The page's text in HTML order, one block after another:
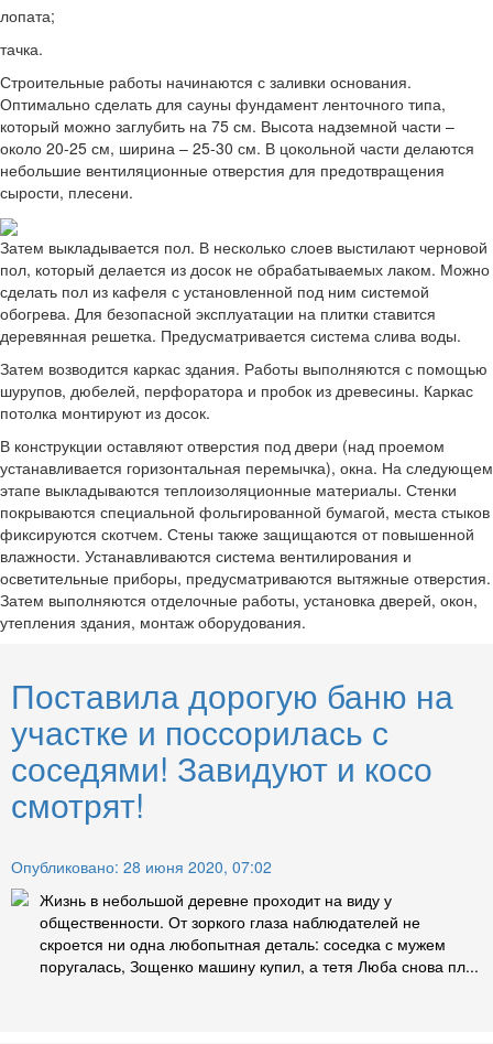
лопата;
тачка.
Строительные работы начинаются с заливки основания.
Оптимально сделать для сауны фундамент ленточного типа,
который можно заглубить на 75 см. Высота надземной части –
около 20-25 см, ширина – 25-30 см. В цокольной части делаются
небольшие вентиляционные отверстия для предотвращения
сырости, плесени.
Затем выкладывается пол. В несколько слоев выстилают черновой
пол, который делается из досок не обрабатываемых лаком. Можно
сделать пол из кафеля с установленной под ним системой
обогрева. Для безопасной эксплуатации на плитки ставится
деревянная решетка. Предусматривается система слива воды.
Затем возводится каркас здания. Работы выполняются с помощью
шурупов, дюбелей, перфоратора и пробок из древесины. Каркас
потолка монтируют из досок.
В конструкции оставляют отверстия под двери (над проемом
устанавливается горизонтальная перемычка), окна. На следующем
этапе выкладываются теплоизоляционные материалы. Стенки
покрываются специальной фольгированной бумагой, места стыков
фиксируются скотчем. Стены также защищаются от повышенной
влажности. Устанавливаются система вентилирования и
осветительные приборы, предусматриваются вытяжные отверстия.
Затем выполняются отделочные работы, установка дверей, окон,
утепления здания, монтаж оборудования.
Поставила дорогую баню на
участке и поссорилась с
соседями! Завидуют и косо
смотрят!
Опубликовано: 28 июня 2020, 07:02
Жизнь в небольшой деревне проходит на виду у
общественности. От зоркого глаза наблюдателей не
скроется ни одна любопытная деталь: соседка с мужем
поругалась, Зощенко машину купил, а тетя Люба снова пл...